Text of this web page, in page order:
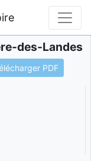
des-Landes
PDF